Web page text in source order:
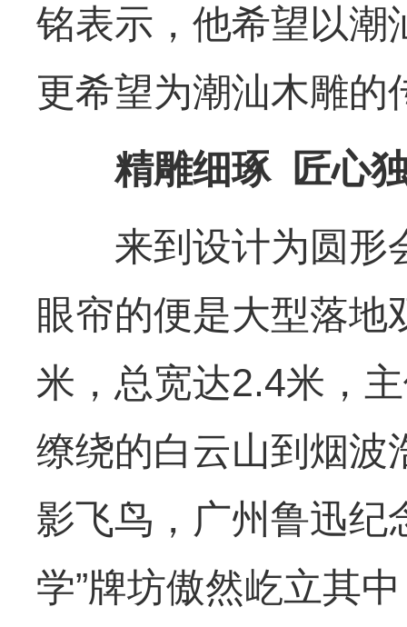
铭表示，他希望以潮
更希望为潮汕木雕的
精雕细琢 匠心独
来到设计为圆形会
眼帘的便是大型落
米，总宽达2.4米，
缭绕的白云山到烟波
影飞鸟，广州鲁迅纪
学”牌坊傲然屹立其